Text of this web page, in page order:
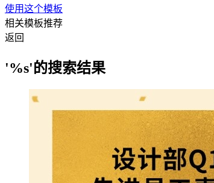
使用这个模板
相关模板推荐
返回
'%s'的搜索结果